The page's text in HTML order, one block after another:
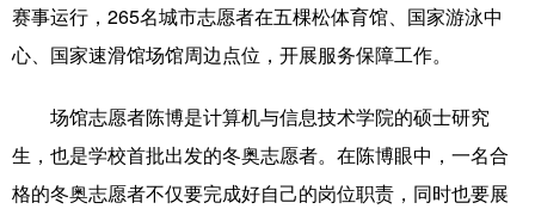
广东 广西 海南 重庆
陕西 甘肃 青海 宁夏
赛事运行，265名城市志愿者在五棵松体育馆、国家游泳中
心、国家速滑馆场馆周边点位，开展服务保障工作。
场馆志愿者陈博是计算机与信息技术学院的硕士研究
生，也是学校首批出发的冬奥志愿者。在陈博眼中，一名合
格的冬奥志愿者不仅要完成好自己的岗位职责，同时也要展